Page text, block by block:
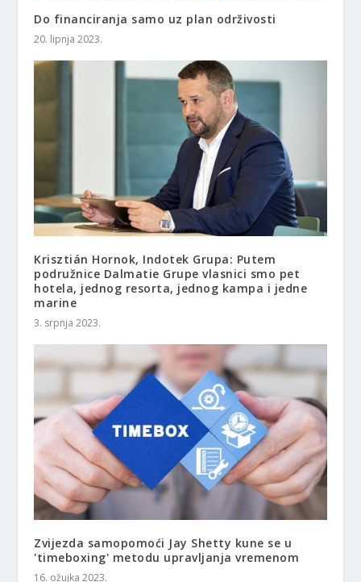
Do financiranja samo uz plan održivosti
20. lipnja 2023.
Krisztián Hornok, Indotek Grupa: Putem
podružnice Dalmatie Grupe vlasnici smo pet
hotela, jednog resorta, jednog kampa i jedne
marine
3. srpnja 2023.
Zvijezda samopomoći Jay Shetty kune se u
'timeboxing' metodu upravljanja vremenom
16. ožujka 2023.